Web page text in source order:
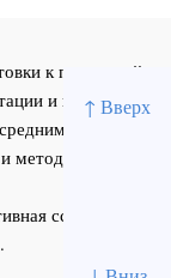
↑ Вверх
к первичной
и повышения
и высшим
методическими
ссылка на